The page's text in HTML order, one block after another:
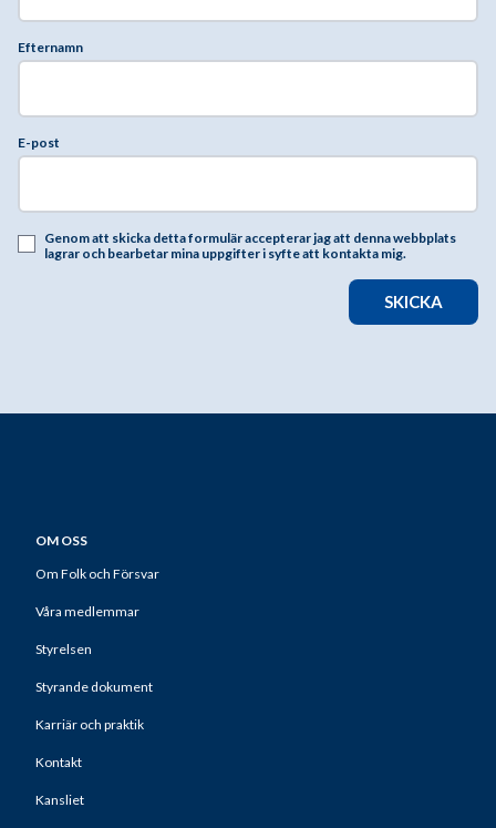
Efternamn
E-post
Genom att skicka detta formulär accepterar jag att denna webbplats
lagrar och bearbetar mina uppgifter i syfte att kontakta mig.
SKICKA
OM OSS
Om Folk och Försvar
Våra medlemmar
Styrelsen
Styrande dokument
Karriär och praktik
Kontakt
Kansliet